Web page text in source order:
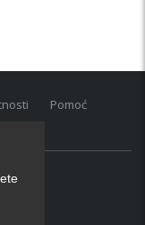
Pomoć